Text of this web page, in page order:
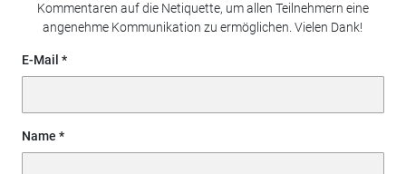
Kommentaren auf die Netiquette, um allen Teilnehmern eine
angenehme Kommunikation zu ermöglichen. Vielen Dank!
E-Mail
Name